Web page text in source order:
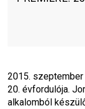
2015. szeptember
20. évfordulója.
alkalomból